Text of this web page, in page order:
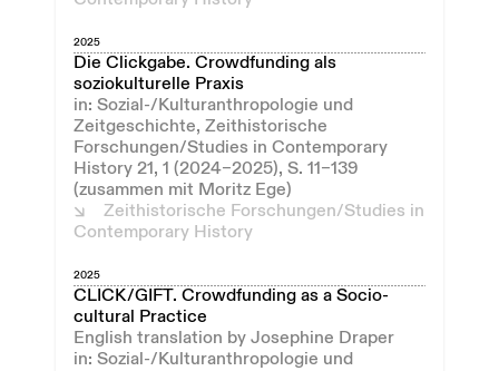
2025
Die Clickgabe. Crowdfunding als
soziokulturelle Praxis
in: Sozial-/Kulturanthropologie und
Zeitgeschichte, Zeithistorische
Forschungen/Studies in Contemporary
History 21, 1 (2024–2025), S. 11–139
(zusammen mit Moritz Ege)
Zeithistorische Forschungen/Studies in
Contemporary History
2025
CLICK/GIFT. Crowdfunding as a Socio-
cultural Practice
English translation by Josephine Draper
in: Sozial-/Kulturanthropologie und